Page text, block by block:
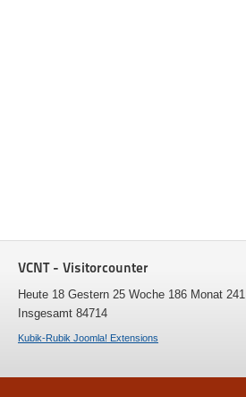
VCNT - Visitorcounter
Heute 18 Gestern 25 Woche 186 Monat 241
Insgesamt 84714
Kubik-Rubik Joomla! Extensions